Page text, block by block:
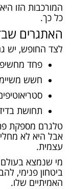
המורכבות הזו
כל כך.
האתגרים
לצד החופש, יש
פחד
חשש
תחושת
טלגרם מספקת
אבל היא לא
עצמית.
מי שנמצא בעולם
ביטחון פנימי,
האמיתיים שלו.